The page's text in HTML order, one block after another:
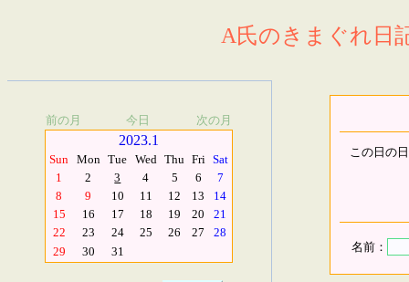
A氏のきまぐれ日
前の月 今日 次の月
2023.1
Sun Mon Tue Wed Thu Fri Sat
1
2 3 4 5 6
7
8
9 10 11 12 13
14
15
16 17 18 19 20
21
22
23 24 25 26 27
28
29
30 31
この日の
名前：